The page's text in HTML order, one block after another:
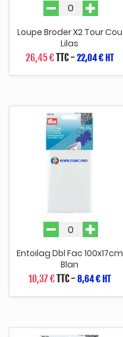
Loupe Broder X2 Tour Cou
Lilas
26,45 €TTC-22,04 € HT
Entoilag Dbl Fac 100x17cm
Blan
10,37 €TTC-8,64 € HT